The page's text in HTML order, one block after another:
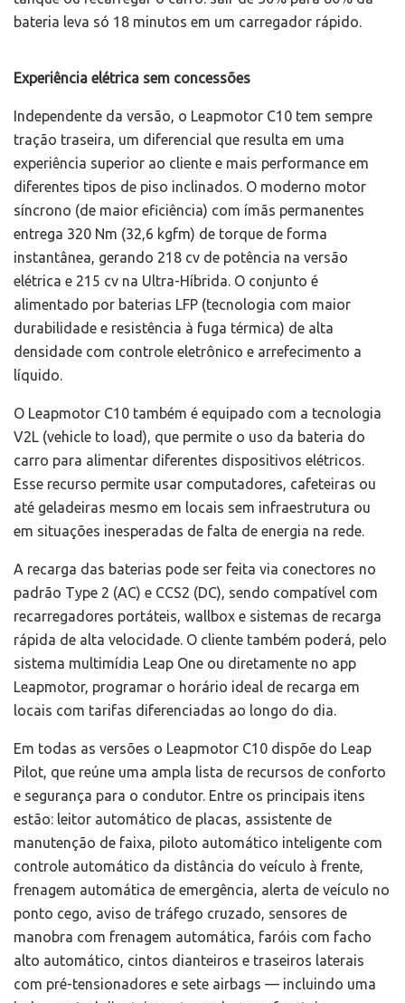
bateria leva só 18 minutos em um carregador rápido.
Experiência elétrica sem concessões
Independente da versão, o Leapmotor C10 tem sempre
tração traseira, um diferencial que resulta em uma
experiência superior ao cliente e mais performance em
diferentes tipos de piso inclinados. O moderno motor
síncrono (de maior eficiência) com ímãs permanentes
entrega 320 Nm (32,6 kgfm) de torque de forma
instantânea, gerando 218 cv de potência na versão
elétrica e 215 cv na Ultra-Híbrida. O conjunto é
alimentado por baterias LFP (tecnologia com maior
durabilidade e resistência à fuga térmica) de alta
densidade com controle eletrônico e arrefecimento a
líquido.
O Leapmotor C10 também é equipado com a tecnologia
V2L (vehicle to load), que permite o uso da bateria do
carro para alimentar diferentes dispositivos elétricos.
Esse recurso permite usar computadores, cafeteiras ou
até geladeiras mesmo em locais sem infraestrutura ou
em situações inesperadas de falta de energia na rede.
A recarga das baterias pode ser feita via conectores no
padrão Type 2 (AC) e CCS2 (DC), sendo compatível com
recarregadores portáteis, wallbox e sistemas de recarga
rápida de alta velocidade. O cliente também poderá, pelo
sistema multimídia Leap One ou diretamente no app
Leapmotor, programar o horário ideal de recarga em
locais com tarifas diferenciadas ao longo do dia.
Em todas as versões o Leapmotor C10 dispõe do Leap
Pilot, que reúne uma ampla lista de recursos de conforto
e segurança para o condutor. Entre os principais itens
estão: leitor automático de placas, assistente de
manutenção de faixa, piloto automático inteligente com
controle automático da distância do veículo à frente,
frenagem automática de emergência, alerta de veículo no
ponto cego, aviso de tráfego cruzado, sensores de
manobra com frenagem automática, faróis com facho
alto automático, cintos dianteiros e traseiros laterais
com pré-tensionadores e sete airbags — incluindo uma